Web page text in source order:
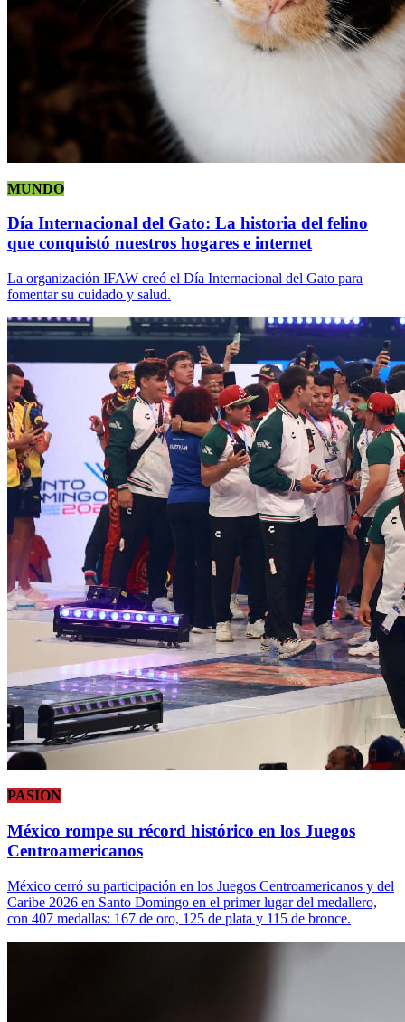
MUNDO
Día Internacional del Gato: La historia del felino
que conquistó nuestros hogares e internet
La organización IFAW creó el Día Internacional del Gato para
fomentar su cuidado y salud.
PASION
México rompe su récord histórico en los Juegos
Centroamericanos
México cerró su participación en los Juegos Centroamericanos y del
Caribe 2026 en Santo Domingo en el primer lugar del medallero,
con 407 medallas: 167 de oro, 125 de plata y 115 de bronce.